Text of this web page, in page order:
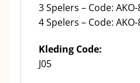
3 Spelers – Code: AKO-
4 Spelers – Code: AKO-
Kleding Code:
J05